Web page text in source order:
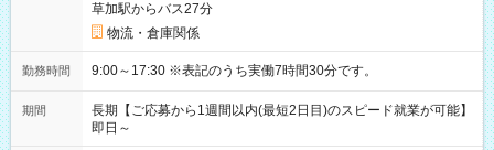
草加駅からバス27分
物流・倉庫関係
勤務時間 9:00～17:30 ※表記のうち実働7時間30分です。
期間
長期【ご応募から1週間以内(最短2日目)のスピード就業が可能】
即日～